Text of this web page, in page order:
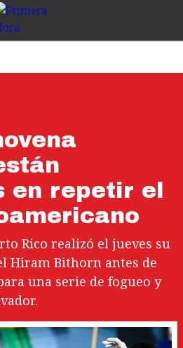
en repetir el
Rico realizó el jueves su
Hiram Bithorn antes de
una serie de fogueo y